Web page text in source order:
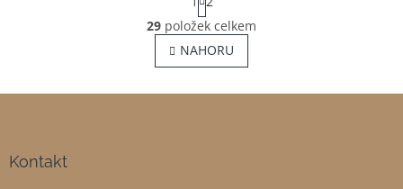
O
v
l
á
t
r
á
n
k
v
29 položek celkem
NAHORU
Kontakt